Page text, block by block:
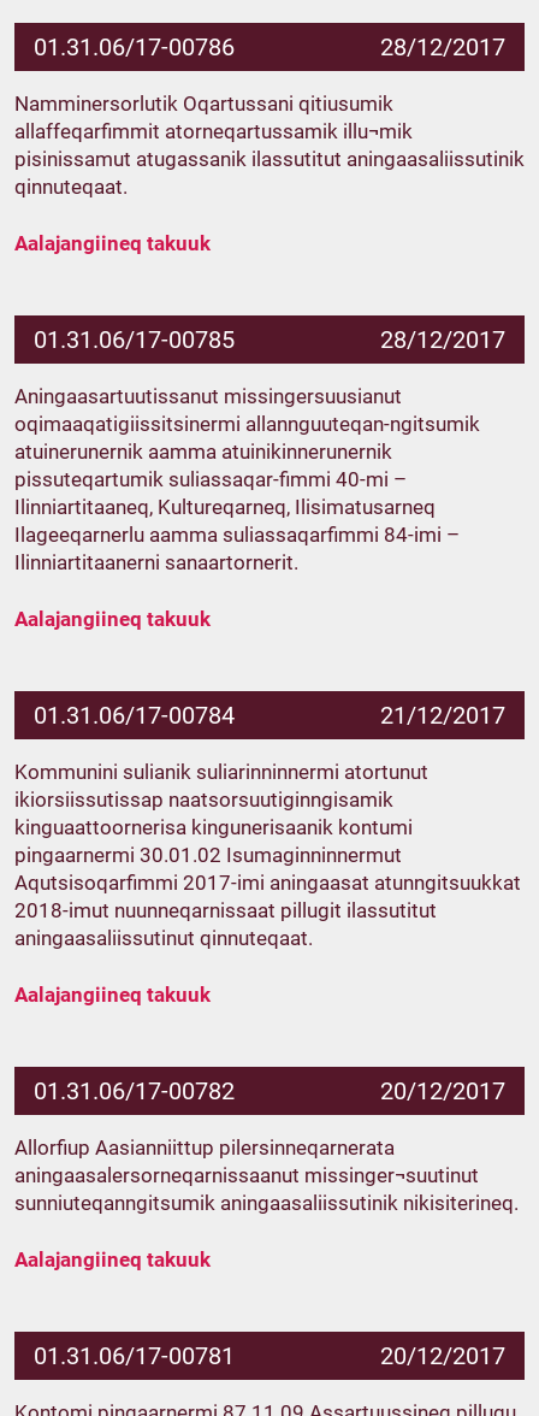
01.31.06/17-00786 28/12/2017
Namminersorlutik Oqartussani qitiusumik
allaffeqarfimmit atorneqartussamik illu¬mik
pisinissamut atugassanik ilassutitut aningaasaliissutinik
qinnuteqaat.
Aalajangiineq takuuk
01.31.06/17-00785 28/12/2017
Aningaasartuutissanut missingersuusianut
oqimaaqatigiissitsinermi allannguuteqan-ngitsumik
atuinerunernik aamma atuinikinnerunernik
pissuteqartumik suliassaqar-fimmi 40-mi –
Ilinniartitaaneq, Kultureqarneq, Ilisimatusarneq
Ilageeqarnerlu aamma suliassaqarfimmi 84-imi –
Ilinniartitaanerni sanaartornerit.
Aalajangiineq takuuk
01.31.06/17-00784 21/12/2017
Kommunini sulianik suliarinninnermi atortunut
ikiorsiissutissap naatsorsuutiginngisamik
kinguaattoornerisa kingunerisaanik kontumi
pingaarnermi 30.01.02 Isumaginninnermut
Aqutsisoqarfimmi 2017-imi aningaasat atunngitsuukkat
2018-imut nuunneqarnissaat pillugit ilassutitut
aningaasaliissutinut qinnuteqaat.
Aalajangiineq takuuk
01.31.06/17-00782 20/12/2017
Allorfiup Aasianniittup pilersinneqarnerata
aningaasalersorneqarnissaanut missinger¬suutinut
sunniuteqanngitsumik aningaasaliissutinik nikisiterineq.
Aalajangiineq takuuk
01.31.06/17-00781 20/12/2017